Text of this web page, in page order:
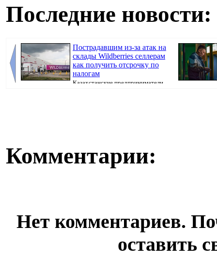
Последние новости:
Пострадавшим из-за атак на
склады Wildberries селлерам
как получить отсрочку по
налогам
Казахстанские предприниматели,
Комментарии:
Нет комментариев.
оставить